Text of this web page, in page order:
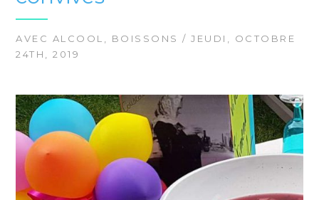
AVEC ALCOOL BOISSONS / JEUDI, OCTOBRE
24TH, 2019